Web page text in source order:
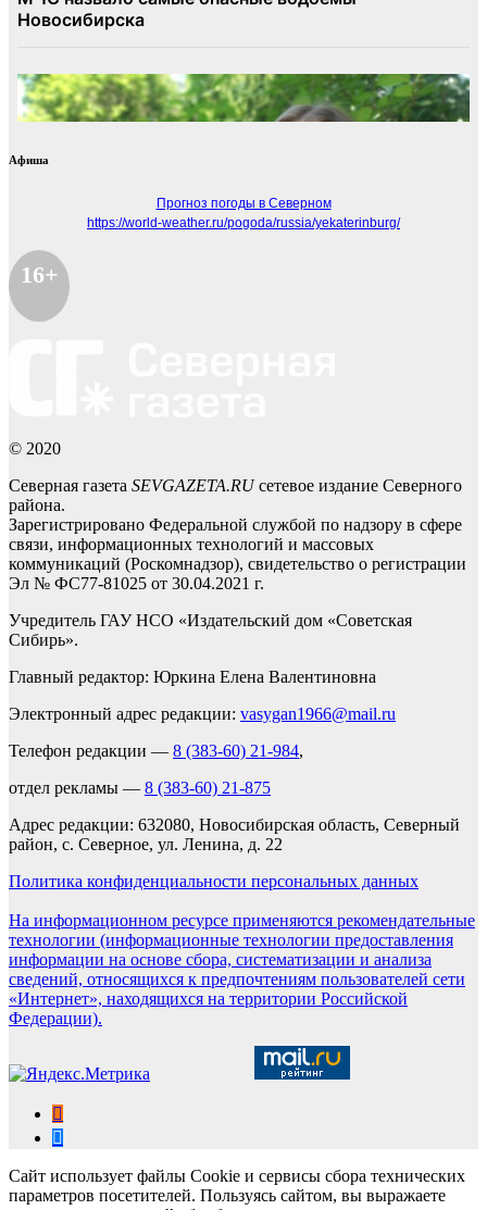
Афиша
Прогноз погоды в Северном
https://world-weather.ru/pogoda/russia/yekaterinburg/
16+
© 2020
Северная газета SEVGAZETA.RUсетевое издание Северного
района.
Зарегистрировано Федеральной службой по надзору в сфере
связи, информационных технологий и массовых
коммуникаций (Роскомнадзор), свидетельство о регистрации
Эл № ФС77-81025 от 30.04.2021 г.
Учредитель ГАУ НСО «Издательский дом «Советская
Сибирь».
Главный редактор: Юркина Елена Валентиновна
Электронный адрес редакции: vasygan1966@mail.ru
Телефон редакции — 8 (383-60) 21-984,
отдел рекламы — 8 (383-60) 21-875
Адрес редакции: 632080, Новосибирская область, Северный
район, с. Северное, ул. Ленина, д. 22
Политика конфиденциальности персональных данных
На информационном ресурсе применяются рекомендательные
технологии (информационные технологии предоставления
информации на основе сбора, систематизации и анализа
сведений, относящихся к предпочтениям пользователей сети
«Интернет», находящихся на территории Российской
Федерации).
Сайт использует файлы Cookie и сервисы сбора технических
параметров посетителей. Пользуясь сайтом, вы выражаете